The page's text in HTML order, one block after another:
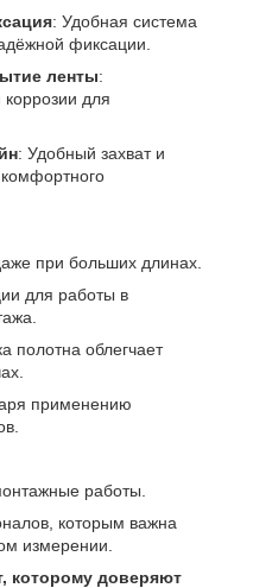
: Удобная система
фиксации.
ленты:
коррозии для
: Удобный захват и
при больших длинах.
для работы в
полотна облегчает
применению
работы.
которым важна
измерении.
которому доверяют